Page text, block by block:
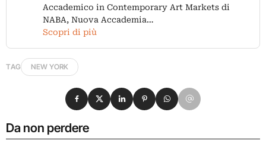
Accademico in Contemporary Art Markets di
NABA, Nuova Accademia…
Scopri di più
TAG NEW YORK
Da non perdere
Condividi su Facebook
Condividi su X
Condividi su LinkedIn
Condividi su Pinterest
Condividi su WhatsApp
Condividi su Email